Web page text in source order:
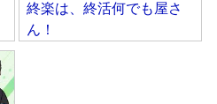
終楽は、終活何でも屋さ
ん！